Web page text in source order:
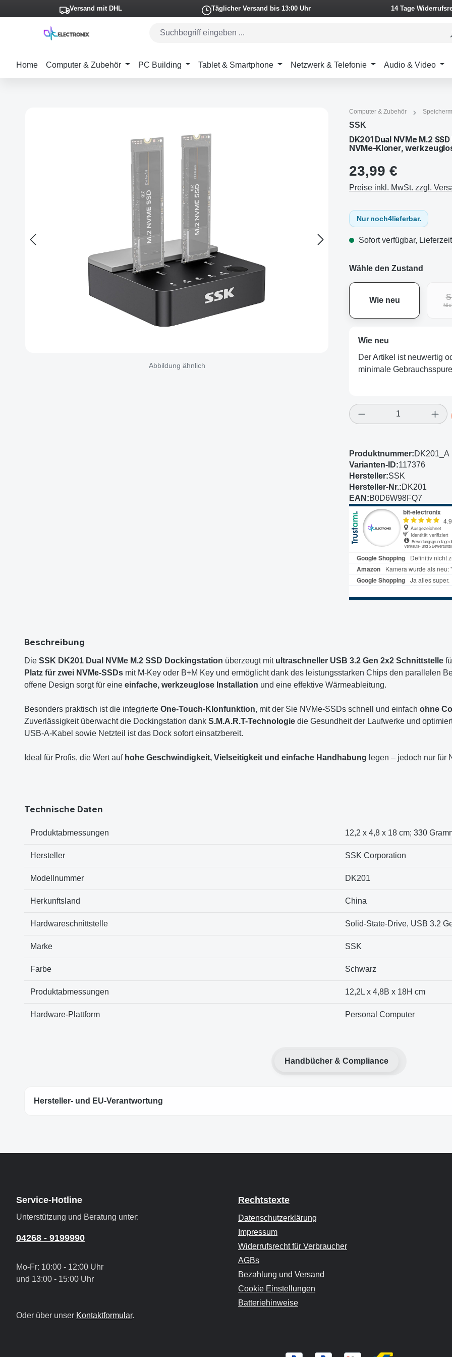
Hauptinhalt springen
Zur Suche springen
Zur Hauptnavigation springen
Versand mit DHL Täglicher Versand bis 13:00 Uhr 14 Tage
Home Computer & Zubehör PC Building Tablet & Smartphone Netzwerk & Telefonie Audio & Video
Abbildung ähnlich
Computer & Zubehör
SSK
DK201 Dual NVMe M.2
NVMe-Kloner,
23,99 €
Preise inkl. MwSt. zzgl.
Nur noch4lieferbar.
Sofort verfügbar,
Wähle den Zustand
Wie neu
Wie neu
Der Artikel ist neuwertig
minimale
Produkt Anzahl:
Produktnummer:DK201_A
Varianten-ID:117376
Hersteller:SSK
Hersteller-Nr.:DK201
EAN:B0D6W98FQ7
Beschreibung
Die SSK DK201 Dual NVMe M.2 SSD Dockingstation überzeugt mit ultraschneller USB 3.2 Gen 2x2 Schnittstelle
Platz für zwei NVMe-SSDs mit M-Key oder B+M Key und ermöglicht dank des leistungsstarken Chips den parallelen
offene Design sorgt für eine einfache, werkzeuglose Installation und eine effektive Wärmeableitung.
Besonders praktisch ist die integrierte One-Touch-Klonfunktion, mit der Sie NVMe-SSDs schnell und einfach ohne
Zuverlässigkeit überwacht die Dockingstation dank S.M.A.R.T-Technologie die Gesundheit der Laufwerke und
USB-A-Kabel sowie Netzteil ist das Dock sofort einsatzbereit.
Ideal für Profis, die Wert auf hohe Geschwindigkeit, Vielseitigkeit und einfache Handhabung legen – jedoch nur für
Technische Daten
Produktabmessungen 12,2 x 4,8 x 18 cm; 330
Hersteller SSK Corporation
Modellnummer DK201
Herkunftsland China
Hardwareschnittstelle Solid-State-Drive, USB 3.2
Marke SSK
Farbe Schwarz
Produktabmessungen 12,2L x 4,8B x 18H cm
Hardware-Plattform Personal Computer
Handbücher & Compliance
Hersteller- und EU-Verantwortung
Service-Hotline
Unterstützung und Beratung unter:
04268 - 9199990
Mo-Fr: 10:00 - 12:00 Uhr
und 13:00 - 15:00 Uhr
Oder über unser Kontaktformular.
Rechtstexte
Datenschutzerklärung
Impressum
Widerrufsrecht für Verbraucher
AGBs
Bezahlung und Versand
Cookie Einstellungen
Batteriehinweise